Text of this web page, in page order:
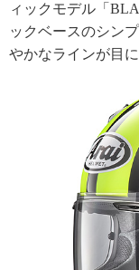
ィックモデル「
ックベースのシン
やかなラインが目